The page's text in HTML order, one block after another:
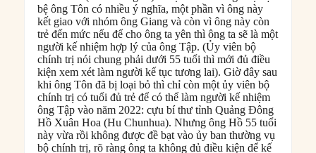
bệ ông Tôn có nhiều ý nghĩa, một phần vì ông này
kết giao với nhóm ông Giang và còn vì ông này còn
trẻ đến mức nếu để cho ông ta yên thì ông ta sẽ là một
người kế nhiệm hợp lý của ông Tập. (Ủy viên bộ
chính trị nói chung phải dưới 55 tuổi thì mới đủ điều
kiện xem xét làm người kế tục tương lai). Giờ đây sau
khi ông Tôn đã bị loại bỏ thì chỉ còn một ủy viên bộ
chính trị có tuổi đủ trẻ để có thể làm người kế nhiệm
ông Tập vào năm 2022: cựu bí thư tỉnh Quảng Đông
Hồ Xuân Hoa (Hu Chunhua). Nhưng ông Hồ 55 tuổi
này vừa rồi không được đề bạt vào ủy ban thường vụ
bộ chính trị, rõ ràng ông ta không đủ điều kiện để kế